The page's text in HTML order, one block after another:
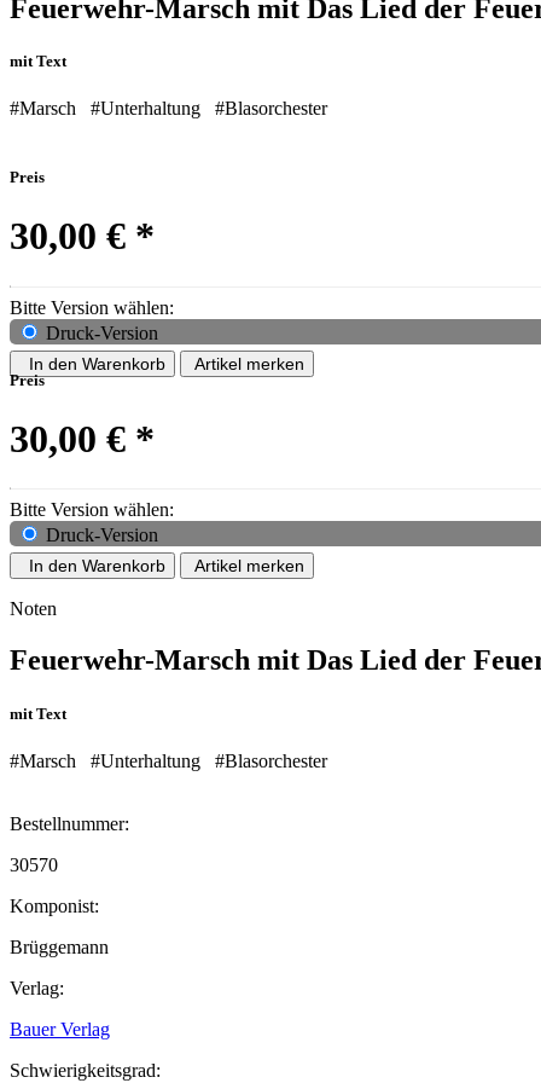
Feuerwehr-Marsch mit Das Lied der
mit Text
#Marsch #Unterhaltung #Blasorchester
Preis
30,00 € *
Bitte Version wählen:
Druck-Version
In den Warenkorb Artikel merken
Preis
30,00 € *
Bitte Version wählen:
Druck-Version
In den Warenkorb Artikel merken
Noten
Feuerwehr-Marsch mit Das Lied der
mit Text
#Marsch #Unterhaltung #Blasorchester
Bestellnummer:
30570
Komponist:
Brüggemann
Verlag:
Bauer Verlag
Schwierigkeitsgrad: